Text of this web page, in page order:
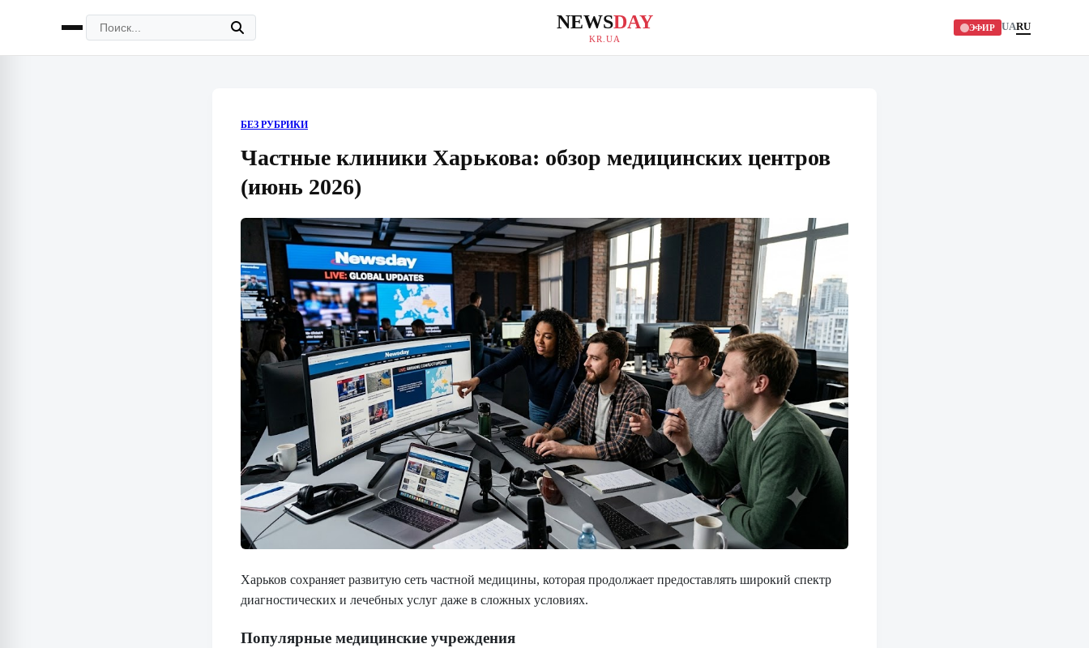
NEWSDAY
KR.UA
ЭФИР UARU
БЕЗ РУБРИКИ
Частные клиники Харькова: обзор медицинских центров
(июнь 2026)
Харьков сохраняет развитую сеть частной медицины, которая продолжает предоставлять широкий спектр
диагностических и лечебных услуг даже в сложных условиях.
Популярные медицинские учреждения